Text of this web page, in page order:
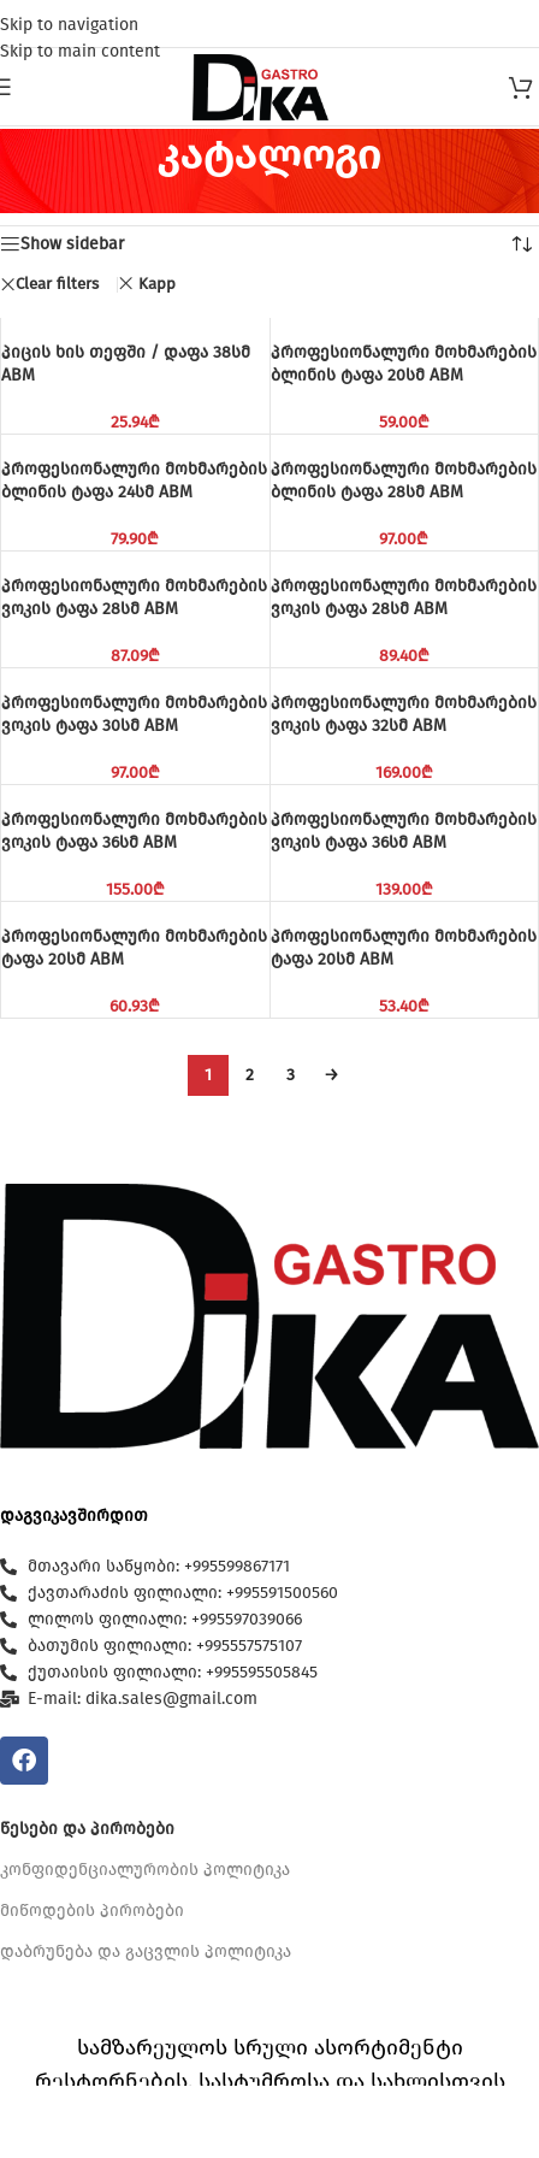
Skip to navigation
Skip to main content
კატალოგი
Home/ კატალოგი Showing 1–12 of 30 results
Show sidebar
Clear filters Kapp
პიცის ხის თეფში / დაფა 38სმ
ABM
25.94₾
პროფესიონალური მოხმარების
ბლინის ტაფა 20სმ ABM
59.00₾
პროფესიონალური მოხმარების
ბლინის ტაფა 24სმ ABM
79.90₾
პროფესიონალური მოხმარების
ბლინის ტაფა 28სმ ABM
97.00₾
პროფესიონალური მოხმარების
ვოკის ტაფა 28სმ ABM
87.09₾
პროფესიონალური მოხმარების
ვოკის ტაფა 28სმ ABM
89.40₾
პროფესიონალური მოხმარების
ვოკის ტაფა 30სმ ABM
97.00₾
პროფესიონალური მოხმარების
ვოკის ტაფა 32სმ ABM
169.00₾
პროფესიონალური მოხმარების
ვოკის ტაფა 36სმ ABM
155.00₾
პროფესიონალური მოხმარების
ვოკის ტაფა 36სმ ABM
139.00₾
პროფესიონალური მოხმარების
ტაფა 20სმ ABM
60.93₾
პროფესიონალური მოხმარების
ტაფა 20სმ ABM
53.40₾
1 2 3 →
დაგვიკავშირდით
მთავარი საწყობი: +995599867171
ქავთარაძის ფილიალი: +995591500560
ლილოს ფილიალი: +995597039066
ბათუმის ფილიალი: +995557575107
ქუთაისის ფილიალი: +995595505845
E-mail: dika.sales@gmail.com
ᲬᲔᲡᲔᲑᲘ ᲓᲐ ᲞᲘᲠᲝᲑᲔᲑᲘ
კონფიდენციალურობის პოლიტიკა
მიწოდების პირობები
დაბრუნება და გაცვლის პოლიტიკა
სამზარეულოს სრული ასორტიმენტი
რესტორნების, სასტუმროსა და სახლისთვის